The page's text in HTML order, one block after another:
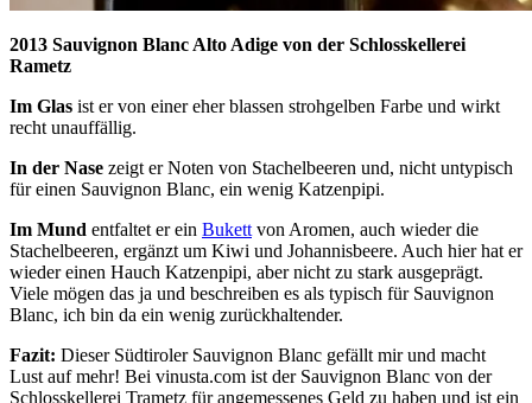
2013 Sauvignon Blanc Alto Adige von der Schlosskellerei
Rametz
Im Glas ist er von einer eher blassen strohgelben Farbe und wirkt
recht unauffällig.
In der Nase zeigt er Noten von Stachelbeeren und, nicht untypisch
für einen Sauvignon Blanc, ein wenig Katzenpipi.
Im Mund entfaltet er ein Bukett von Aromen, auch wieder die
Stachelbeeren, ergänzt um Kiwi und Johannisbeere. Auch hier hat er
wieder einen Hauch Katzenpipi, aber nicht zu stark ausgeprägt.
Viele mögen das ja und beschreiben es als typisch für Sauvignon
Blanc, ich bin da ein wenig zurückhaltender.
Fazit: Dieser Südtiroler Sauvignon Blanc gefällt mir und macht
Lust auf mehr! Bei vinusta.com ist der Sauvignon Blanc von der
Schlosskellerei Trametz für angemessenes Geld zu haben und ist ein